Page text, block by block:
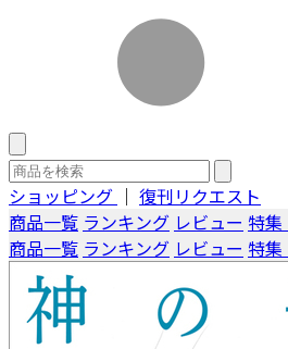
ショッピング ｜ 復刊リクエスト
商品一覧 ランキング レビュー 特集
商品一覧 ランキング レビュー 特集